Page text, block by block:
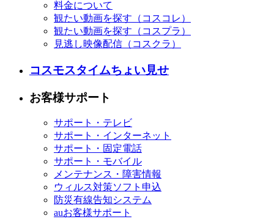
料金について
観たい動画を探す（コスコレ）
観たい動画を探す（コスプラ）
見逃し映像配信（コスクラ）
コスモスタイムちょい見せ
お客様サポート
サポート・テレビ
サポート・インターネット
サポート・固定電話
サポート・モバイル
メンテナンス・障害情報
ウィルス対策ソフト申込
防災有線告知システム
auお客様サポート